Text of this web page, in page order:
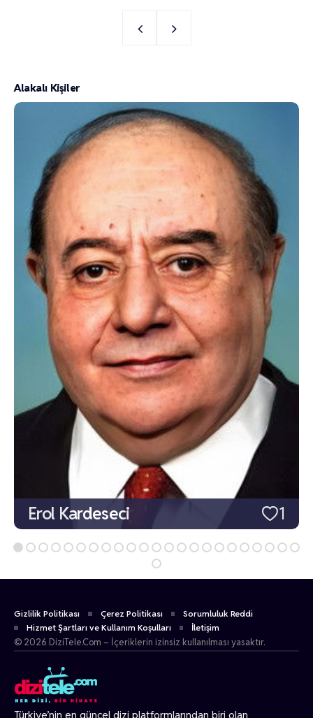
Alakalı Kişiler
1
Erol Kardeseci
Türkiye’nin en güncel dizi platformlarından biri olan
Gizlilik Politikası Çerez Politikası
Sorumluluk Reddi
Hizmet Şartları ve Kullanım Koşulları
İletişim
© 2026 DiziTele.Com – İçeriklerin izinsiz kullanılması yasaktır.